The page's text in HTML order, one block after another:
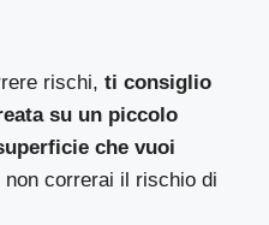
rischi, ti consiglio
su un piccolo
che vuoi
non correrai il rischio di